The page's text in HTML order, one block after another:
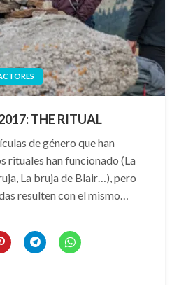
THE RITUAL
de género que han
rituales han funcionado (La
La bruja de Blair…), pero
resulten con el mismo…